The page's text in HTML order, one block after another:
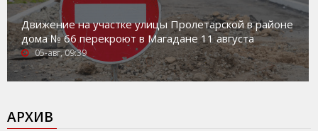
Движение на участке улицы Пролетарской в районе
дома № 66 перекроют в Магадане 11 августа
05-авг, 09:39
АРХИВ